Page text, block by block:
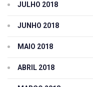
JULHO 2018
JUNHO 2018
MAIO 2018
ABRIL 2018